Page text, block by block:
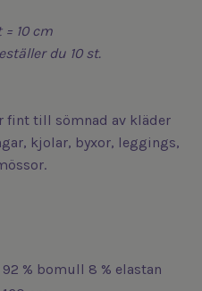
10 cm
du 10 st.
fint till sömnad av kläder
kjolar, byxor, leggings,
92 % bomull 8 % elastan